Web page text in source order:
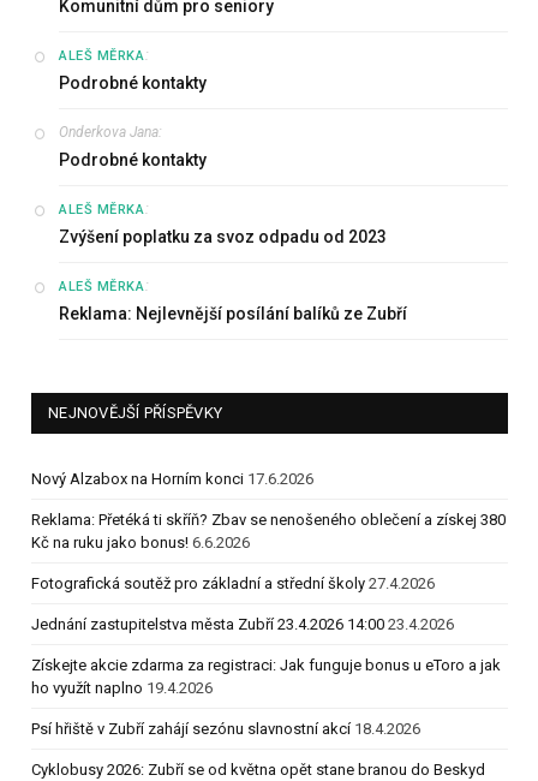
Komunitní dům pro seniory
ALEŠ MĚRKA :
Podrobné kontakty
Onderkova Jana:
Podrobné kontakty
ALEŠ MĚRKA :
Zvýšení poplatku za svoz odpadu od 2023
ALEŠ MĚRKA :
Reklama: Nejlevnější posílání balíků ze Zubří
NEJNOVĚJŠÍ PŘÍSPĚVKY
Nový Alzabox na Horním konci 17.6.2026
Reklama: Přetéká ti skříň? Zbav se nenošeného oblečení a získej 380
Kč na ruku jako bonus! 6.6.2026
Fotografická soutěž pro základní a střední školy 27.4.2026
Jednání zastupitelstva města Zubří 23.4.2026 14:00 23.4.2026
Získejte akcie zdarma za registraci: Jak funguje bonus u eToro a jak
ho využít naplno 19.4.2026
Psí hřiště v Zubří zahájí sezónu slavnostní akcí 18.4.2026
Cyklobusy 2026: Zubří se od května opět stane branou do Beskyd